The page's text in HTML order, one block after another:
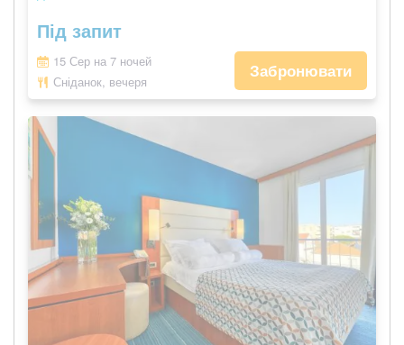
Під запит
15 Сер на 7 ночей
Сніданок, вечеря
Забронювати